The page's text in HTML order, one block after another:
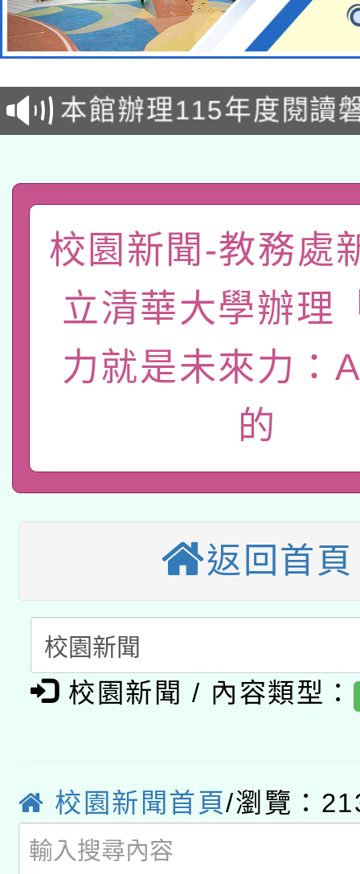
本校115學年度第2次
招甄選結果公告(無人
招)
適應運動共學行動站研
本館辦理115年度閱讀
暨閱讀推動專業研習
科技賦能─人工智慧
礎課程
A3數位素養講師名單
pilot」
有關大陸委員會函釋公
薪期間赴陸應申請許可
轉知經濟部水利署委託
業技術研究院辦理「
用水績優單位及節水達
桃園市孔廟祈福系列
2026年桃園地景藝術
本校115學年度第2次
本館辦理115年度閱讀
暨閱讀推動專業研習
科技賦能─人工智慧
A3數位素養講師名單
「數位內容與教學軟體
pilot」
有關大陸委員會函釋公
薪期間赴陸應申請許可
轉知經濟部水利署委託
用水績優單位及節水達
動」
桃園市孔廟祈福系列
開 智慧啟航」
校園新聞-教務處
立清華大學辦理
力就是未來力：
的
返回首頁
校園新聞 / 內容類型：
校園新聞首頁/瀏覽：